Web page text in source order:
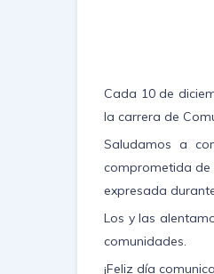
Cada 10 de
la carrera de
Saludamos a
comprometida de
expresada
Los y las
comunidades.
¡Feliz día